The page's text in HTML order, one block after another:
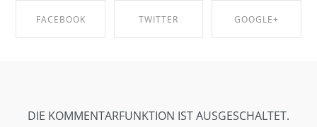
FACEBOOK TWITTER GOOGLE+
DIE KOMMENTARFUNKTION IST AUSGESCHALTET.